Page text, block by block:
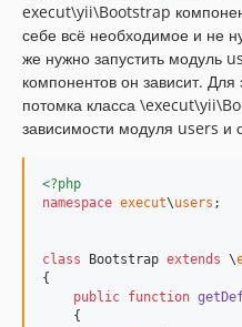
1.3.0
1.2.3
1.2.2
1.2.1
1.2.0
1.1.4
1.1.0
1.0.3.x-dev
execut\yii\Bootstrap
себе всё необходимое и не
же нужно запустить модуль
компонентов он зависит.
потомка класса
зависимости модуля users и
<?php
namespace execut\users ;
class Bootstrap extends \
{
public function
    {